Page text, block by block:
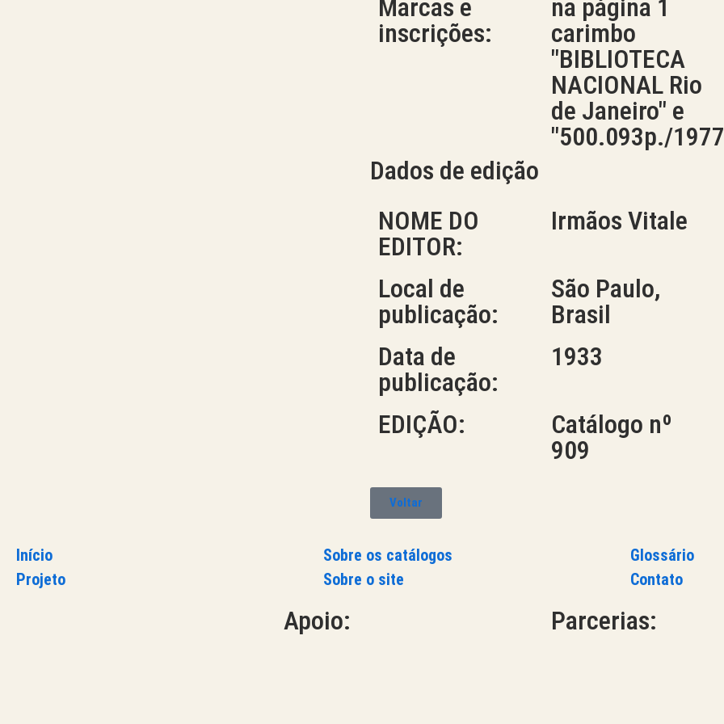
Marcas e
inscrições:
na página 1
carimbo
"BIBLIOTECA
NACIONAL Rio
de Janeiro" e
"500.093p./
Dados de edição
NOME DO
EDITOR:
Irmãos Vitale
Local de
publicação:
São Paulo,
Brasil
Data de
publicação:
1933
EDIÇÃO:
Catálogo nº
909
Voltar
Início
Projeto
Sobre os catálogos
Sobre o site
Glossário
Contato
Apoio: Parcerias: